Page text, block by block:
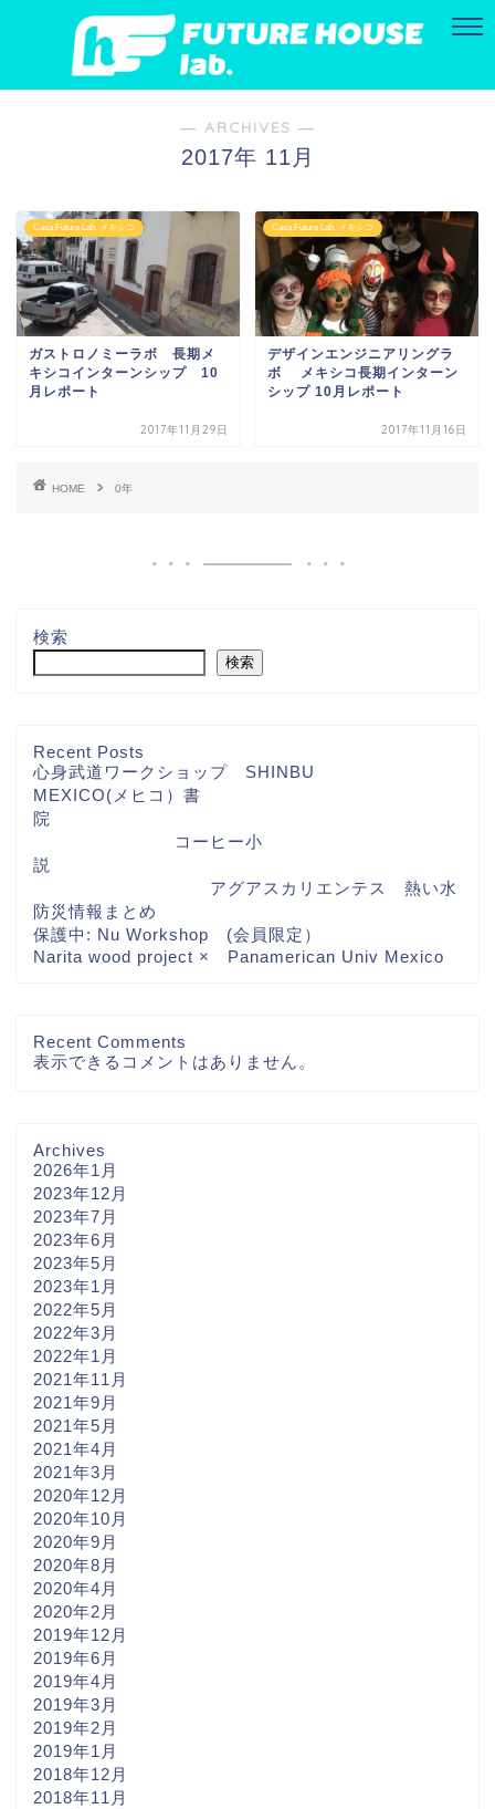
― ARCHIVES ―
2017年 11月
Casa Futuro Lab. メキシコ
ガストロノミーラボ 長期メ
キシコインターンシップ 10
月レポート
2017年11月29日
Casa Futuro Lab. メキシコ
デザインエンジニアリングラ
ボ メキシコ長期インターン
シップ 10月レポート
2017年11月16日
HOME 0年
検索
検索
Recent Posts
心身武道ワークショップ SHINBU
MEXICO(メヒコ）書
院
コーヒー小
説
アグアスカリエンテス 熱い水
防災情報まとめ
保護中: Nu Workshop (会員限定）
Narita wood project × Panamerican Univ Mexico
Recent Comments
表示できるコメントはありません。
Archives
2026年1月
2023年12月
2023年7月
2023年6月
2023年5月
2023年1月
2022年5月
2022年3月
2022年1月
2021年11月
2021年9月
2021年5月
2021年4月
2021年3月
2020年12月
2020年10月
2020年9月
2020年8月
2020年4月
2020年2月
2019年12月
2019年6月
2019年4月
2019年3月
2019年2月
2019年1月
2018年12月
2018年11月